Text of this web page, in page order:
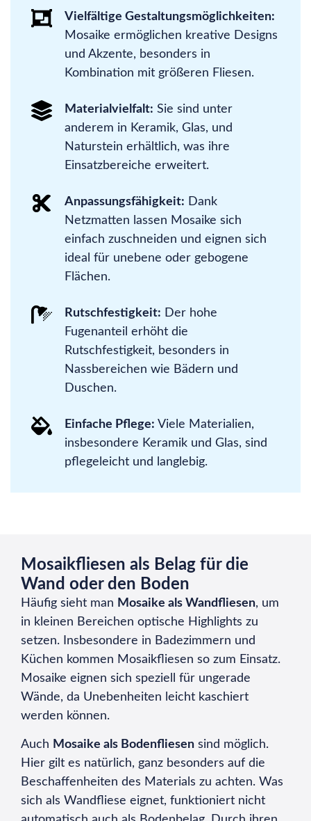
Vielfältige Gestaltungsmöglichkeiten:
Mosaike ermöglichen kreative Designs
und Akzente, besonders in
Kombination mit größeren Fliesen.
Materialvielfalt: Sie sind unter
anderem in Keramik, Glas, und
Naturstein erhältlich, was ihre
Einsatzbereiche erweitert.
Anpassungsfähigkeit: Dank
Netzmatten lassen Mosaike sich
einfach zuschneiden und eignen sich
ideal für unebene oder gebogene
Flächen.
Rutschfestigkeit: Der hohe
Fugenanteil erhöht die
Rutschfestigkeit, besonders in
Nassbereichen wie Bädern und
Duschen.
Einfache Pflege: Viele Materialien,
insbesondere Keramik und Glas, sind
pflegeleicht und langlebig.
Mosaikfliesen als Belag für die
Wand oder den Boden
Häufig sieht man Mosaike als Wandfliesen, um
in kleinen Bereichen optische Highlights zu
setzen. Insbesondere in Badezimmern und
Küchen kommen Mosaikfliesen so zum Einsatz.
Mosaike eignen sich speziell für ungerade
Wände, da Unebenheiten leicht kaschiert
werden können.
Auch Mosaike als Bodenfliesen sind möglich.
Hier gilt es natürlich, ganz besonders auf die
Beschaffenheiten des Materials zu achten. Was
sich als Wandfliese eignet, funktioniert nicht